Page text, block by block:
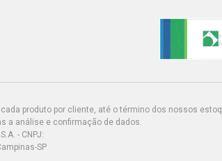
produto por cliente, até o término dos nossos
a análise e confirmação de dados.
- CNPJ:
SP